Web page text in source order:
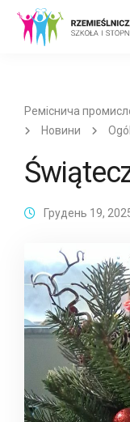
Реміснича
Новини
Грудень 19,